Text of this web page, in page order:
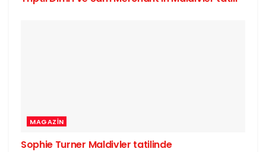
MAGAZIN
Sophie Turner Maldivler tatilinde